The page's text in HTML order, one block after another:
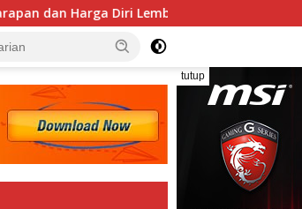
Wakil Bupati Lembata: Al-Qur’an dan
tutup